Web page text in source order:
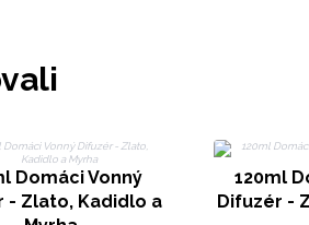
Domáci Vonný
- Zlato, Kadidlo a
120ml
Difuzér -